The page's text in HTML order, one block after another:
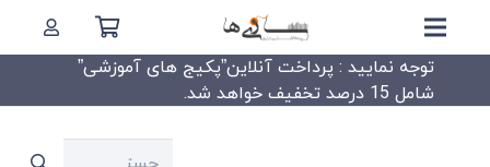
توجه نمایید : پرداخت آنلاین”پکیج های آموزشی”
شامل 15 درصد تخفیف خواهد شد.
جستجو